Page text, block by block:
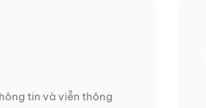
tin và viễn thông